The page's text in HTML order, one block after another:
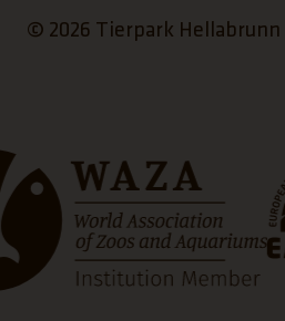
© 2026 Tierpark Hellabrunn